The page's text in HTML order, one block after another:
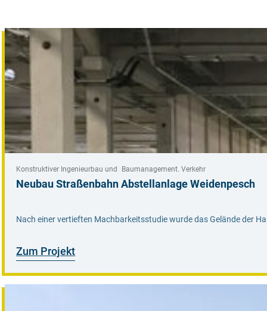
Konstruktiver Ingenieurbau und Baumanagement Verkehr
Neubau Straßenbahn Abstellanlage Weidenpesch
Nach einer vertieften Machbarkeitsstudie wurde das Gelände der
Zum Projekt